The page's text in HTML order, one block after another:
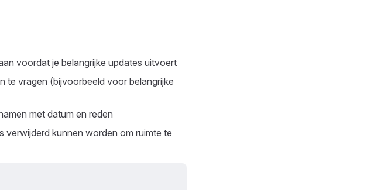
voordat je belangrijke updates uitvoert
te vragen (bijvoorbeeld voor belangrijke
met datum en reden
verwijderd kunnen worden om ruimte te